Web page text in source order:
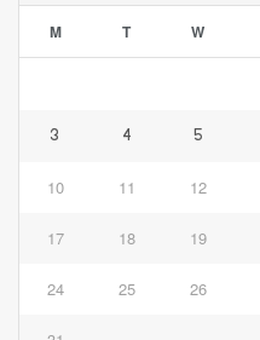
M T W
3 4 5
10 11 12
17 18 19
24 25 26